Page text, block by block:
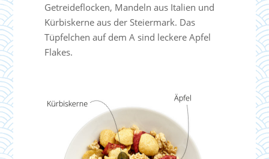
Getreideflocken, Mandeln aus Italien und
Kürbiskerne aus der Steiermark. Das
Tüpfelchen auf dem A sind leckere Apfel
Flakes.